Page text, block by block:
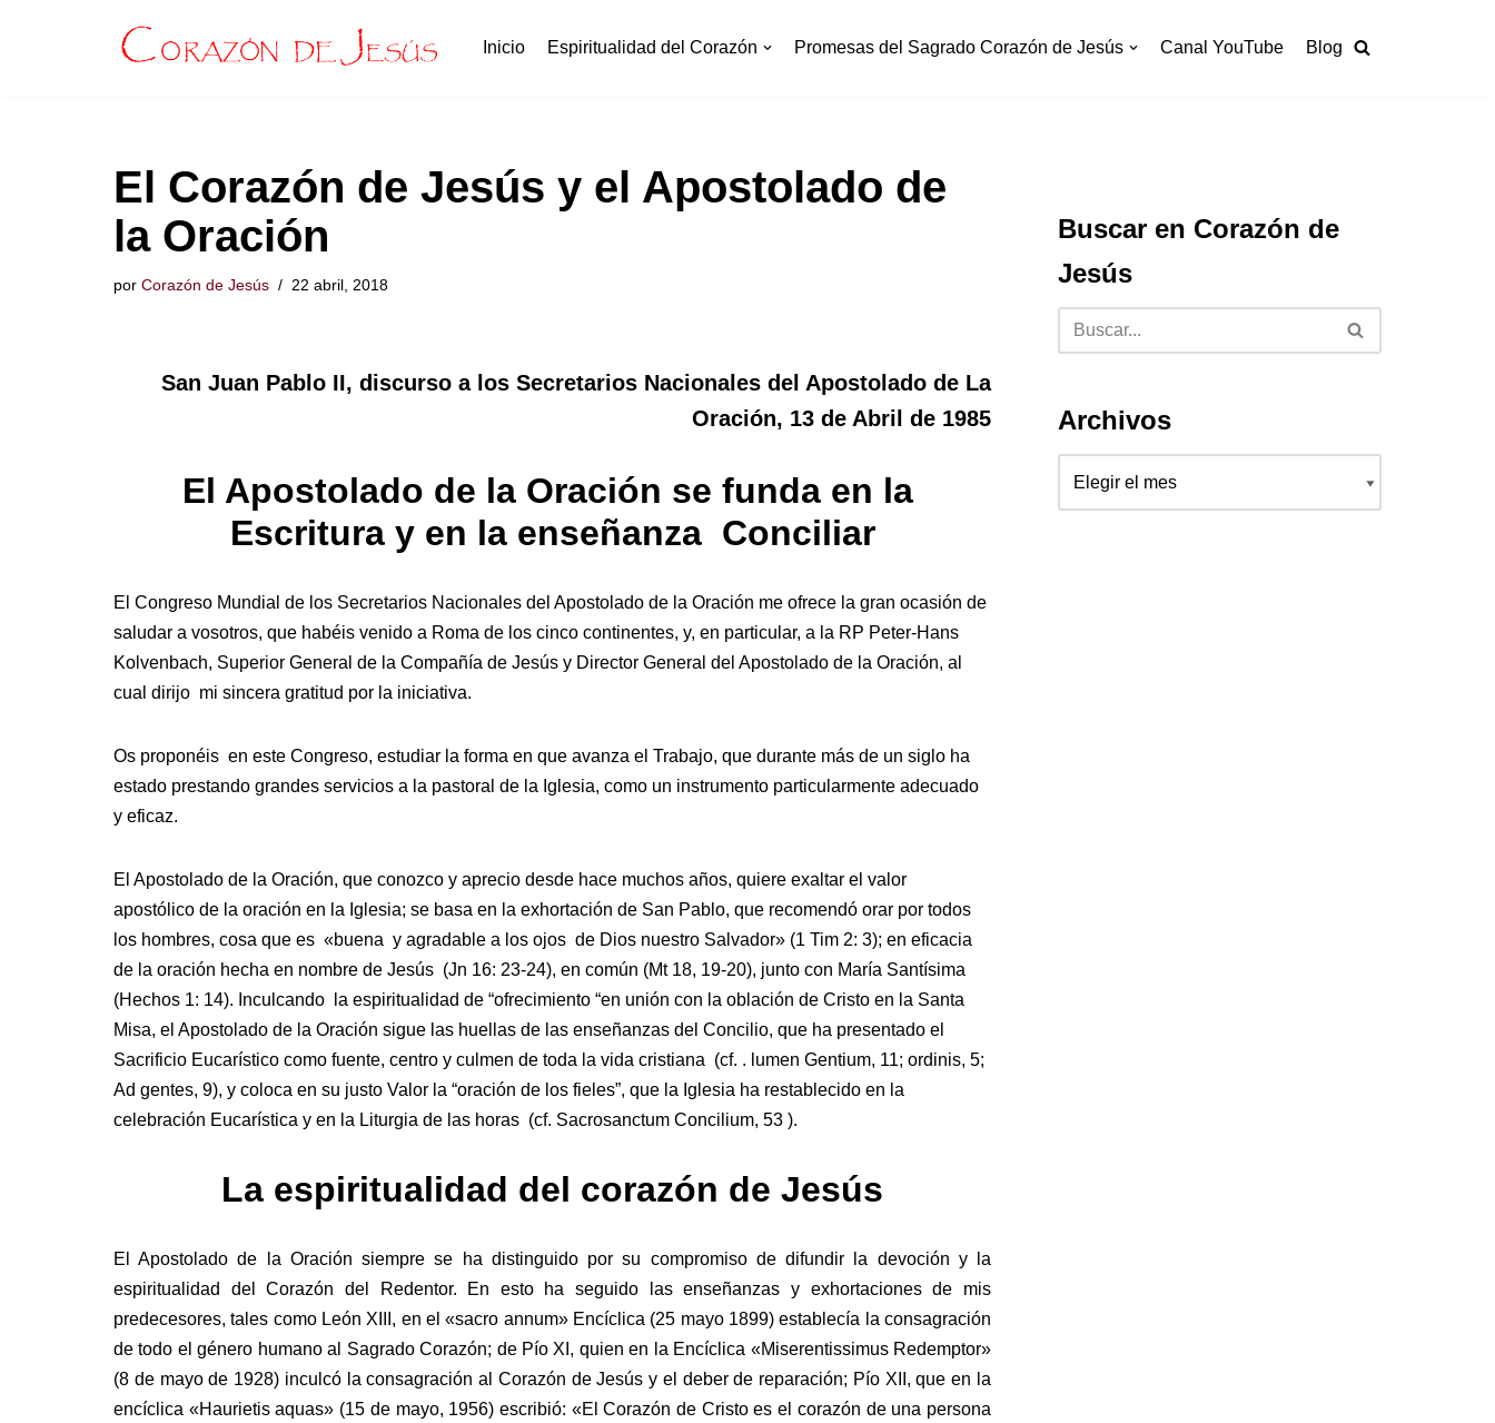
Inicio Espiritualidad del Corazón Promesas del Sagrado Corazón de Jesús Canal YouTube Blog
El Corazón de Jesús y el Apostolado de
la Oración
por Corazón de Jesús 22 abril, 2018
San Juan Pablo II, discurso a los Secretarios Nacionales del Apostolado de La
Oración, 13 de Abril de 1985
El Apostolado de la Oración se funda en la
Escritura y en la enseñanza Conciliar
El Congreso Mundial de los Secretarios Nacionales del Apostolado de la Oración me ofrece la gran ocasión de
saludar a vosotros, que habéis venido a Roma de los cinco continentes, y, en particular, a la RP Peter-Hans
Kolvenbach, Superior General de la Compañía de Jesús y Director General del Apostolado de la Oración, al
cual dirijo mi sincera gratitud por la iniciativa.
Os proponéis en este Congreso, estudiar la forma en que avanza el Trabajo, que durante más de un siglo ha
estado prestando grandes servicios a la pastoral de la Iglesia, como un instrumento particularmente adecuado
y eficaz.
El Apostolado de la Oración, que conozco y aprecio desde hace muchos años, quiere exaltar el valor
apostólico de la oración en la Iglesia; se basa en la exhortación de San Pablo, que recomendó orar por todos
los hombres, cosa que es «buena y agradable a los ojos de Dios nuestro Salvador» (1 Tim 2: 3); en eficacia
de la oración hecha en nombre de Jesús (Jn 16: 23-24), en común (Mt 18, 19-20), junto con María Santísima
(Hechos 1: 14). Inculcando la espiritualidad de “ofrecimiento “en unión con la oblación de Cristo en la Santa
Misa, el Apostolado de la Oración sigue las huellas de las enseñanzas del Concilio, que ha presentado el
Sacrificio Eucarístico como fuente, centro y culmen de toda la vida cristiana (cf. . lumen Gentium, 11; ordinis, 5;
Ad gentes, 9), y coloca en su justo Valor la “oración de los fieles”, que la Iglesia ha restablecido en la
celebración Eucarística y en la Liturgia de las horas (cf. Sacrosanctum Concilium, 53 ).
La espiritualidad del corazón de Jesús
El Apostolado de la Oración siempre se ha distinguido por su compromiso de difundir la devoción y la
espiritualidad del Corazón del Redentor. En esto ha seguido las enseñanzas y exhortaciones de mis
predecesores, tales como León XIII, en el «sacro annum» Encíclica (25 mayo 1899) establecía la consagración
de todo el género humano al Sagrado Corazón; de Pío XI, quien en la Encíclica «Miserentissimus Redemptor»
(8 de mayo de 1928) inculcó la consagración al Corazón de Jesús y el deber de reparación; Pío XII, que en la
encíclica «Haurietis aquas» (15 de mayo, 1956) escribió: «El Corazón de Cristo es el corazón de una persona
Buscar en Corazón de
Jesús
Archivos